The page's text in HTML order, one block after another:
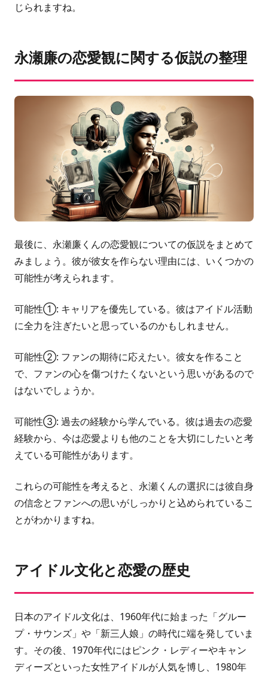
じられますね。
永瀬廉の恋愛観に関する仮説の整理
最後に、永瀬廉くんの恋愛観についての仮説をまとめて
みましょう。彼が彼女を作らない理由には、いくつかの
可能性が考えられます。
可能性①: キャリアを優先している。彼はアイドル活動
に全力を注ぎたいと思っているのかもしれません。
可能性②: ファンの期待に応えたい。彼女を作ること
で、ファンの心を傷つけたくないという思いがあるので
はないでしょうか。
可能性③: 過去の経験から学んでいる。彼は過去の恋愛
経験から、今は恋愛よりも他のことを大切にしたいと考
えている可能性があります。
これらの可能性を考えると、永瀬くんの選択には彼自身
の信念とファンへの思いがしっかりと込められているこ
とがわかりますね。
アイドル文化と恋愛の歴史
日本のアイドル文化は、1960年代に始まった「グルー
プ・サウンズ」や「新三人娘」の時代に端を発していま
す。その後、1970年代にはピンク・レディーやキャン
ディーズといった女性アイドルが人気を博し、1980年